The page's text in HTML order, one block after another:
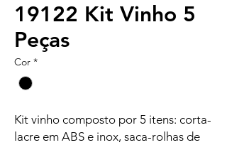
19122 Kit Vinho 5
Peças
Cor *
Kit vinho composto por 5 itens: corta-
lacre em ABS e inox, saca-rolhas de